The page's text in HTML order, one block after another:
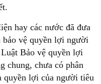
hay các nước đã đưa
bảo vệ quyền lợi người
Bảo vệ quyền lợi
chung, chưa có phân
quyền lợi của người tiêu